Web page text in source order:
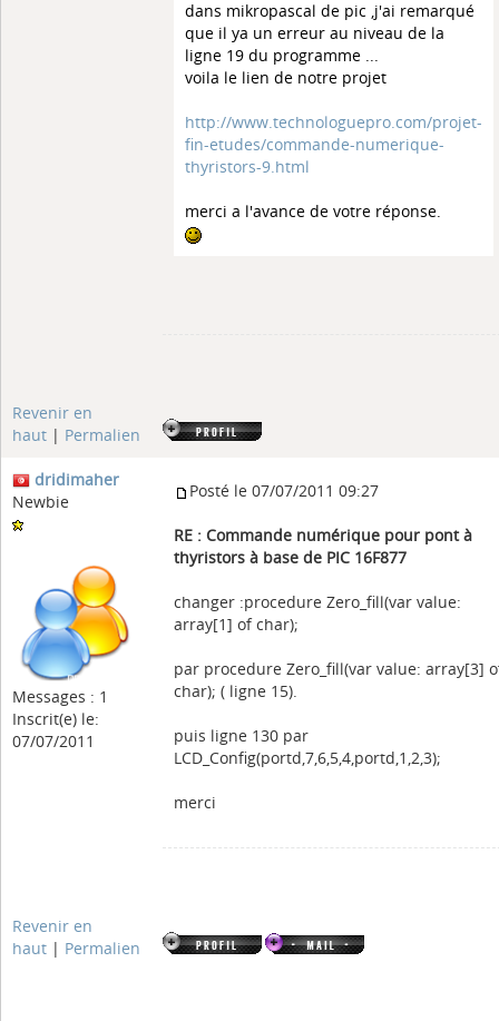
dans mikropascal de pic ,j'ai remarqué
que il ya un erreur au niveau de la
ligne 19 du programme ...
voila le lien de notre projet
http://www.technologuepro.com/projet-
fin-etudes/commande-numerique-
thyristors-9.html
merci a l'avance de votre réponse.
Revenir en
haut | Permalien
dridimaher
Newbie
Messages : 1
Inscrit(e) le:
07/07/2011
Posté le 07/07/2011 09:27
RE : Commande numérique pour pont à
thyristors à base de PIC 16F877
changer :procedure Zero_fill(var value:
array[1] of char);
par procedure Zero_fill(var value: array[3]
char); ( ligne 15).
puis ligne 130 par
LCD_Config(portd,7,6,5,4,portd,1,2,3);
merci
Revenir en
haut | Permalien